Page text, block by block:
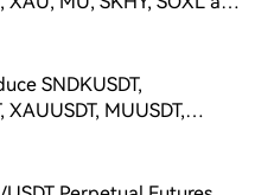
SNDKUSDT,
XAUUSDT, MUUSDT,
TSLAXUSDT Futures